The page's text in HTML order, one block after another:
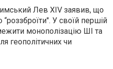
Лев XIV заявив, що
У своїй першій
монополізацію ШІ та
геополітичних чи